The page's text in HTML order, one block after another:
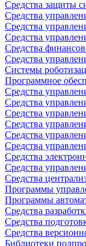
Средства защиты
Средства
Средства
Средства
Средства
Средства
Системы
Программное
Средства
Средства
Средства
Средства
Средства
Средства
Средства
Средства
Средства
Программы
Программы
Средства
Средства
Средства
Библиотеки